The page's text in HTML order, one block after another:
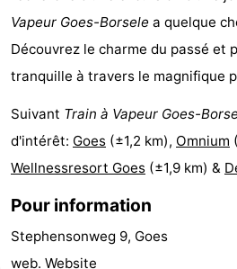
et
faire
Lieux
d'intérêt
-
Monuments
-
Églises
-
Moulins
-
Points
Attractions
Vapeur Goes-Borsele a quelque
Découvrez le charme du passé et
tranquille à travers le magnifique
Suivant Train à Vapeur Goes-
d'intérêt: Goes (±1,2 km), Omnium
Wellnessresort Goes (±1,9 km) &
Pour information
Stephensonweg 9, Goes
web. Website